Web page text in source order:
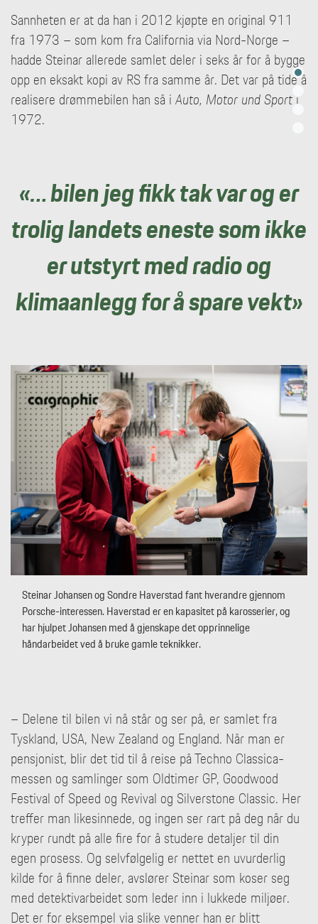
Sannheten er at da han i 2012 kjøpte en original 911
fra 1973 – som kom fra California via Nord-Norge –
hadde Steinar allerede samlet deler i seks år for å bygge
opp en eksakt kopi av RS fra samme år. Det var på tide å
realisere drømmebilen han så i Auto, Motor und Sporti
1972.
«… bilen jeg fikk tak var og er
trolig landets eneste som ikke
er utstyrt med radio og
klimaanlegg for å spare vekt»
Steinar Johansen og Sondre Haverstad fant hverandre gjennom
Porsche-interessen. Haverstad er en kapasitet på karosserier, og
har hjulpet Johansen med å gjenskape det opprinnelige
håndarbeidet ved å bruke gamle teknikker.
– Delene til bilen vi nå står og ser på, er samlet fra
Tyskland, USA, New Zealand og England. Når man er
pensjonist, blir det tid til å reise på Techno Classica-
messen og samlinger som Oldtimer GP, Goodwood
Festival of Speed og Revival og Silverstone Classic. Her
treffer man likesinnede, og ingen ser rart på deg når du
kryper rundt på alle fire for å studere detaljer til din
egen prosess. Og selvfølgelig er nettet en uvurderlig
kilde for å finne deler, avslører Steinar som koser seg
med detektivarbeidet som leder inn i lukkede miljøer.
Det er for eksempel via slike venner han er blitt